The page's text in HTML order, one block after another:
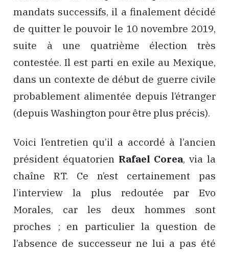
mandats successifs, il a finalement décidé
de quitter le pouvoir le 10 novembre 2019,
suite à une quatrième élection très
contestée. Il est parti en exile au Mexique,
dans un contexte de début de guerre civile
probablement alimentée depuis l’étranger
(depuis Washington pour être plus précis).
Voici l’entretien qu’il a accordé à l’ancien
président équatorien Rafael Corea, via la
chaîne RT. Ce n’est certainement pas
l’interview la plus redoutée par Evo
Morales, car les deux hommes sont
proches ; en particulier la question de
l’absence de successeur ne lui a pas été